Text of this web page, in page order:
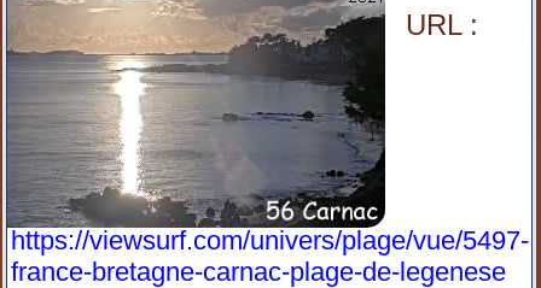
URL :
https://viewsurf.com/univers/plage/vue/5497-
france-bretagne-carnac-plage-de-legenese